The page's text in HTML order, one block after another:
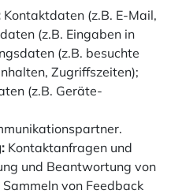
Kontaktdaten (z.B. E-Mail,
(z.B. Eingaben in
(z.B. besuchte
Zugriffszeiten);
(z.B. Geräte-
Kontaktanfragen und
und Beantwortung von
von Feedback